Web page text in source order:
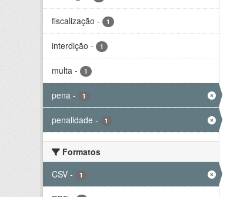
fiscalização - 1
interdição - 1
multa - 1
pena - 1
penalidade - 1
Formatos
CSV - 1